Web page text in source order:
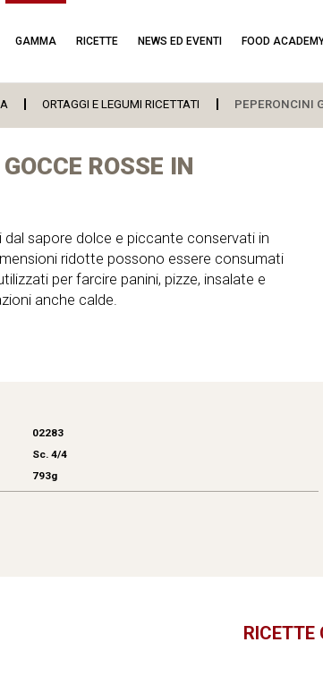
GAMMA RICETTE NEWS ED EVENTI FOOD
ORTAGGI E LEGUMI RICETTATI PEPERONCINI
ROSSE IN
dal sapore dolce e piccante conservati in
ridotte possono essere consumati
per farcire panini, pizze, insalate e
anche calde.
02283
Sc. 4/4
793g
RICETTE